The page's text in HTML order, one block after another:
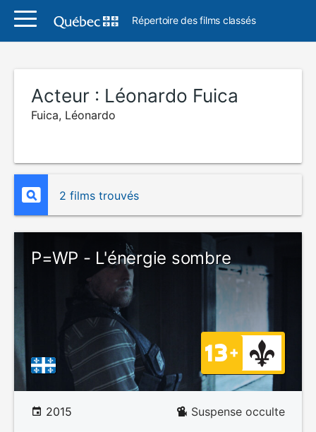
Répertoire des films classés
Acteur : Léonardo Fuica
Fuica, Léonardo
2 films trouvés
P=WP - L'énergie sombre
2015 Suspense occulte